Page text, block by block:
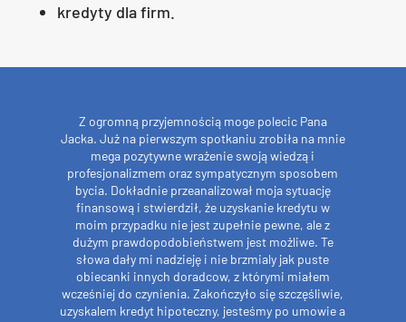
kredyty dla firm.
Z ogromną przyjemnością moge polecic Pana
Jacka. Już na pierwszym spotkaniu zrobiła na mnie
mega pozytywne wrażenie swoją wiedzą i
profesjonalizmem oraz sympatycznym sposobem
bycia. Dokładnie przeanalizował moja sytuację
finansową i stwierdził, że uzyskanie kredytu w
moim przypadku nie jest zupełnie pewne, ale z
dużym prawdopodobieństwem jest możliwe. Te
słowa dały mi nadzieję i nie brzmialy jak puste
obiecanki innych doradcow, z którymi miałem
wcześniej do czynienia. Zakończyło się szczęśliwie,
uzyskalem kredyt hipoteczny, jesteśmy po umowie a